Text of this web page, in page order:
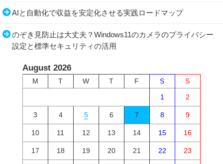
AIと自動化で収益を安定化させる実践ロードマップ
のぞき見防止は大丈夫？Windows11のカメラのプライバシー
設定と標準セキュリティの活用
August 2026
M T W T F S
S
1
2
3 4 5 6 7 8 9
10 11 12 13 14 15 16
17 18 19 20 21 22 23